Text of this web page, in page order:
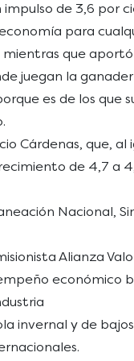
de 3,6 por
para
que
juegan la
es de los que
Cárdenas, que,
de 4,7
Nacional,
Alianza
económico
invernal y de